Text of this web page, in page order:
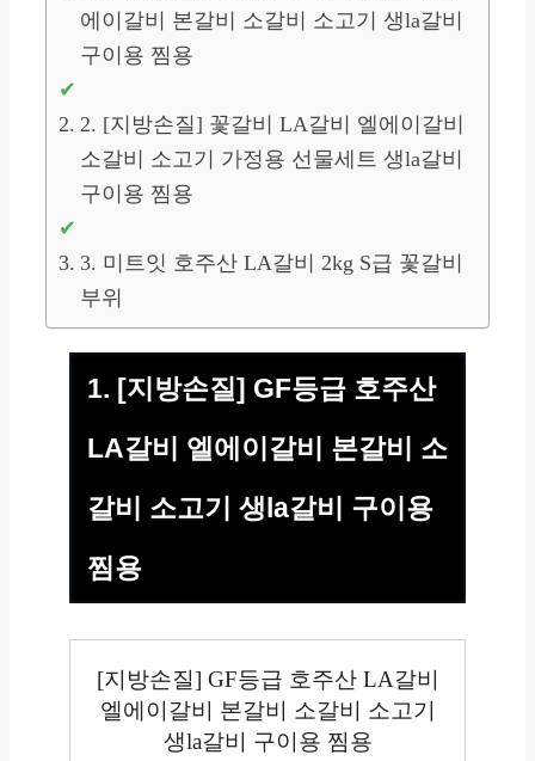
에이갈비 본갈비 소갈비 소고기 생la갈비
구이용 찜용
2. [지방손질] 꽃갈비 LA갈비 엘에이갈비
소갈비 소고기 가정용 선물세트 생la갈비
구이용 찜용
3. 미트잇 호주산 LA갈비 2kg S급 꽃갈비
부위
1. [지방손질] GF등급 호주산
LA갈비 엘에이갈비 본갈비 소
갈비 소고기 생la갈비 구이용
찜용
[지방손질] GF등급 호주산 LA갈비
엘에이갈비 본갈비 소갈비 소고기
생la갈비 구이용 찜용